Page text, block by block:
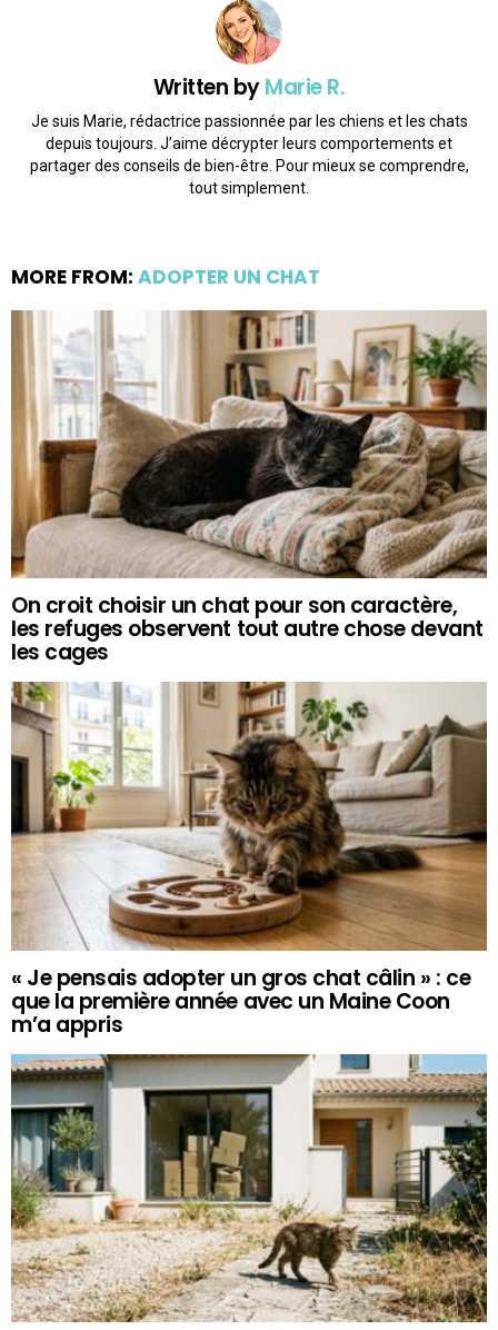
Written byMarie R.
Je suis Marie, rédactrice passionnée par les chiens et les chats
depuis toujours. J’aime décrypter leurs comportements et
partager des conseils de bien-être. Pour mieux se comprendre,
tout simplement.
MORE FROM: ADOPTER UN CHAT
On croit choisir un chat pour son caractère,
les refuges observent tout autre chose devant
les cages
« Je pensais adopter un gros chat câlin » : ce
que la première année avec un Maine Coon
m’a appris